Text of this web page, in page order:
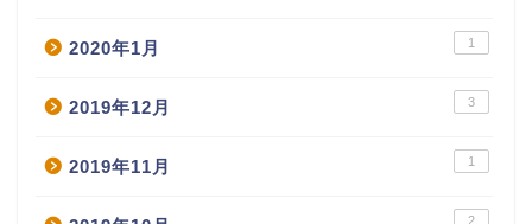
2020年1月 1
2019年12月 3
2019年11月 1
2